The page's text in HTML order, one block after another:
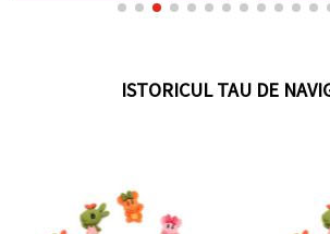
ISTORICUL TAU DE